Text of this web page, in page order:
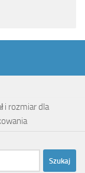
i rozmiar dla